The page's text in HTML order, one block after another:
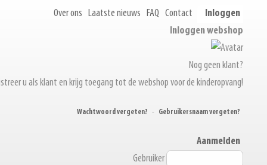
Over ons Laatste nieuws FAQ Contact
Inloggen
Inloggen webshop
Nog geen klant?
u als klant en krijg toegang tot de webshop voor de kinderopvang!
Wachtwoord vergeten? - Gebruikersnaam vergeten?
Aanmelden
Gebruiker